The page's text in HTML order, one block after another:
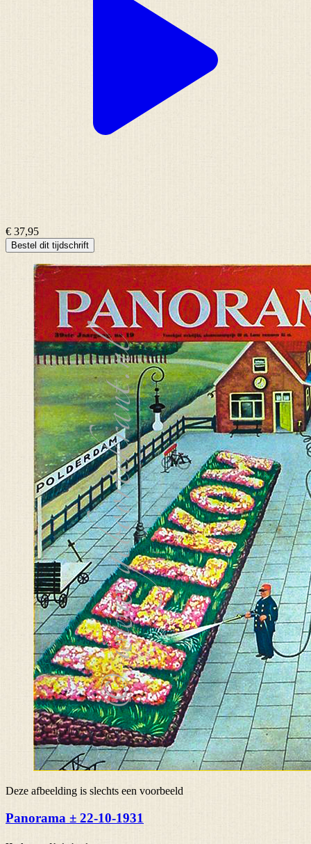
€ 37,95
Bestel dit tijdschrift
Deze afbeelding is slechts een voorbeeld
Panorama ± 22-10-1931